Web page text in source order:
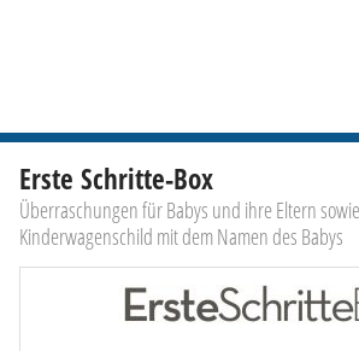
Erste Schritte-Box
Überraschungen für Babys und ihre Eltern
Kinderwagenschild mit dem Namen des Babys